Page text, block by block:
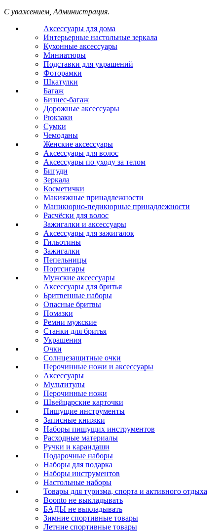
С уважением, Администрация.
Аксессуары для дома
Интерьерные настольные зеркала
Кухонные аксессуары
Миниатюры
Подставки для украшений
Фоторамки
Шкатулки
Багаж
Бизнес-багаж
Дорожные аксессуары
Рюкзаки
Сумки
Чемоданы
Женские аксессуары
Аксессуары для волос
Аксессуары по уходу за телом
Бигуди
Зеркала
Косметички
Макияжные принадлежности
Маникюрно-педикюрные принадлежности
Расчёски для волос
Зажигалки и аксессуары
Аксессуары для зажигалок
Гильотины
Зажигалки
Пепельницы
Портсигары
Мужские аксессуары
Аксессуары для бритья
Бритвенные наборы
Опасные бритвы
Помазки
Ремни мужские
Станки для бритья
Украшения
Очки
Солнцезащитные очки
Перочинные ножи и аксессуары
Аксессуары
Мультитулы
Перочинные ножи
Швейцарские карточки
Пишущие инструменты
Записные книжки
Наборы пишущих инструментов
Расходные материалы
Ручки и карандаши
Подарочные наборы
Наборы для подарка
Наборы инструментов
Настольные наборы
Товары для туризма, спорта и активного отдыха
Boonto не выкладывать
БАДЫ не выкладывать
Зимние спортивные товары
Летние спортивные товары